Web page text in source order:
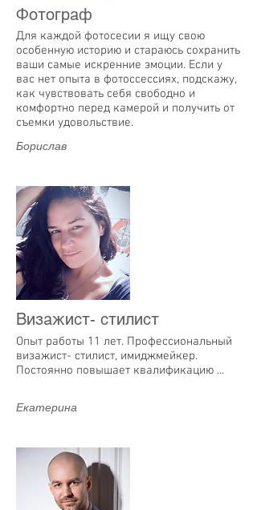
Фотограф
Для каждой фотосесии я ищу свою
особенную историю и стараюсь сохранить
ваши самые искренние эмоции. Если у
вас нет опыта в фотоссессиях, подскажу,
как чувствовать себя свободно и
комфортно перед камерой и получить от
съемки удовольствие.
Борислав
Визажист- стилист
Опыт работы 11 лет. Профессиональный
визажист- стилист, имиджмейкер.
Постоянно повышает квалификацию ...
Екатерина